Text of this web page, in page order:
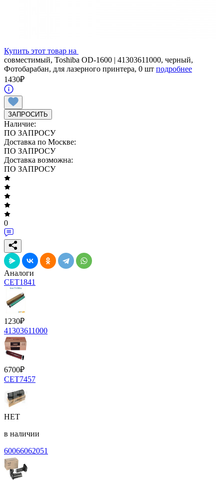
Купить этот товар на
совместимый, Toshiba OD-1600 | 41303611000, черный,
Фотобарабан, для лазерного принтера, 0 шт подробнее
1430₽
ЗАПРОСИТЬ
Наличие:
ПО ЗАПРОСУ
Доставка по Москве:
ПО ЗАПРОСУ
Доставка возможна:
ПО ЗАПРОСУ
0
Аналоги
CET1841
1230₽
41303611000
6700₽
CET7457
НЕТ
в наличии
60066062051